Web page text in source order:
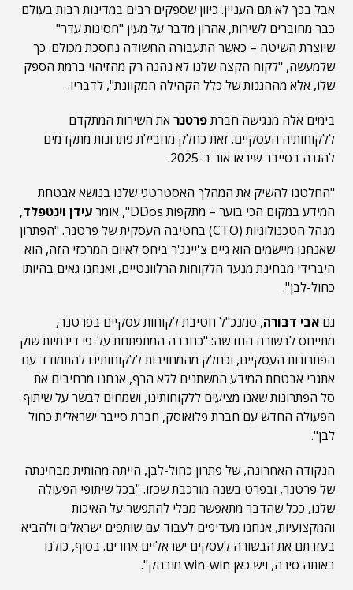
אבל בכך לא תם העניין. כיוון שספקים רבים במדינות רבות בעולם
כבר מחוברים לשירות, אהרון מדבר על מעין "חסינות עדר"
שיוצרת השיטה – כאשר התעבורה החשודה נחסכת מכולם. כך
שלמעשה, "לקוח הקצה שלנו לא נהנה רק מהזיהוי ברמת הספק
שלו, אלא מההגנות של כלל הקהילה המקוונת", לדבריו.
בימים אלה מנגישה חברתפרטנר את השירות המתקדם
ללקוחותיה העסקיים. זאת כחלק מחבילת פתרונות מתקדמים
להגנה בסייבר שיראו אור ב-2025.
"החלטנו להשיק את המהלך האסטרטגי שלנו בנושא אבטחת
המידע במקום הכי בוער – מתקפות DDos", אומר
עידן וינטפלד,
מנהל הטכנולוגיות (CTO) בחטיבה העסקית של פרטנר. "הפתרון
שאנחנו מיישמים הוא גיים צ'יינג'ר ביחס לאיום המרכזי הזה, הוא
היברידי מבחינת מנעד הלקוחות הרלוונטיים, ואנחנו גאים בהיותו
כחול-לבן".
גם אבי דבורה, סמנכ"ל חטיבת לקוחות עסקיים בפרטנר,
מתייחס לבשורה החדשה: "כחברה המתפתחת על-פי דינמיות שוק
הפתרונות העסקיים, וכחלק מהמחויבות ללקוחותינו להתמודד עם
אתגרי אבטחת המידע המשתנים ללא הרף, אנחנו מרחיבים את
סל הפתרונות שאנו מציעים ללקוחותינו, ושמחים לבשר על שיתוף
הפעולה החדש עם חברת פלואוסק, חברת סייבר ישראלית כחול
לבן".
הנקודה האחרונה, של פתרון כחול-לבן, הייתה מהותית מבחינתה
של פרטנר, ובפרט בשנה מורכבת שכזו. "בכל שיתופי הפעולה
שלנו, ככל שהדבר מתאפשר מבלי להתפשר על האיכות
והמקצועיות, אנחנו מעדיפים לעבוד עם שותפים ישראלים ולהביא
בעזרתם את הבשורה לעסקים ישראליים אחרים. בסוף, כולנו
באותה סירה, ויש כאן win-win מובהק".